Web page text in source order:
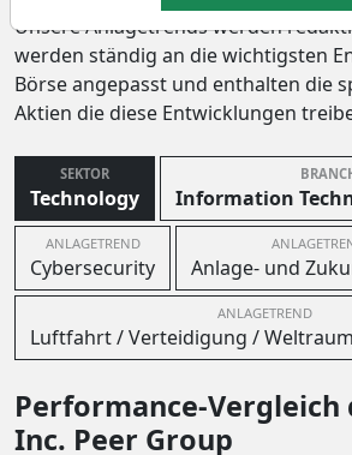
Unsere Anlagetrends werden
werden ständig an die wichtigsten
Börse angepasst und enthalten die
Aktien die diese Entwicklungen
SEKTOR
Technology Information
ANLAGETREND
Cybersecurity Anlage- und
ANLAGETREND
Luftfahrt / Verteidigung /
Performance-Vergleich
Inc. Peer Group